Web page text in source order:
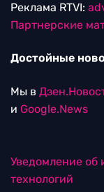
Реклама RTVI:
Партнерские
Достойные
Мы в
и Google.News
Уведомление об
технологий